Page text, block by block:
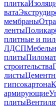
плитка
вата
мембраны
ленты
плитные и
ЛДСП
плиты
строительства
листы
гипсокартона
армирующие
плиты